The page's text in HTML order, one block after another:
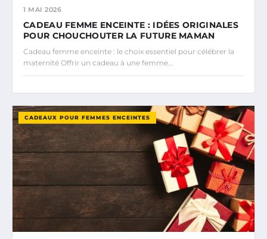
1 MAI 2026
CADEAU FEMME ENCEINTE : IDÉES ORIGINALES
POUR CHOUCHOUTER LA FUTURE MAMAN
Cadeau femme enceinte : le choix essentiel pour célébrer la
maternité Offrir un cadeau à une femme…
CADEAUX POUR FEMMES ENCEINTES